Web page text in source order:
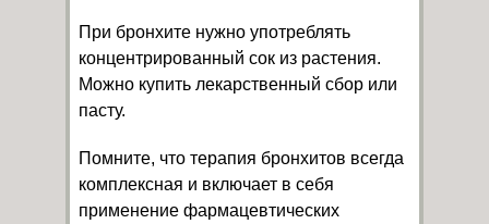
При бронхите нужно употреблять
концентрированный сок из растения.
Можно купить лекарственный сбор или
пасту.
Помните, что терапия бронхитов всегда
комплексная и включает в себя
применение фармацевтических